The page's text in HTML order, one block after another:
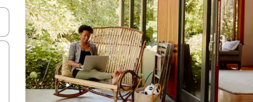
usando las teclas de las flechas hacia arriba y hacia abajo, o bien